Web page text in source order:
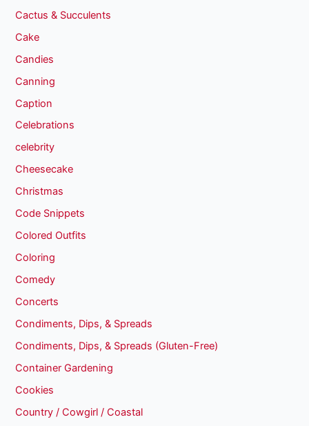
Cactus & Succulents
Cake
Candies
Canning
Caption
Celebrations
celebrity
Cheesecake
Christmas
Code Snippets
Colored Outfits
Coloring
Comedy
Concerts
Condiments, Dips, & Spreads
Condiments, Dips, & Spreads (Gluten-Free)
Container Gardening
Cookies
Country / Cowgirl / Coastal